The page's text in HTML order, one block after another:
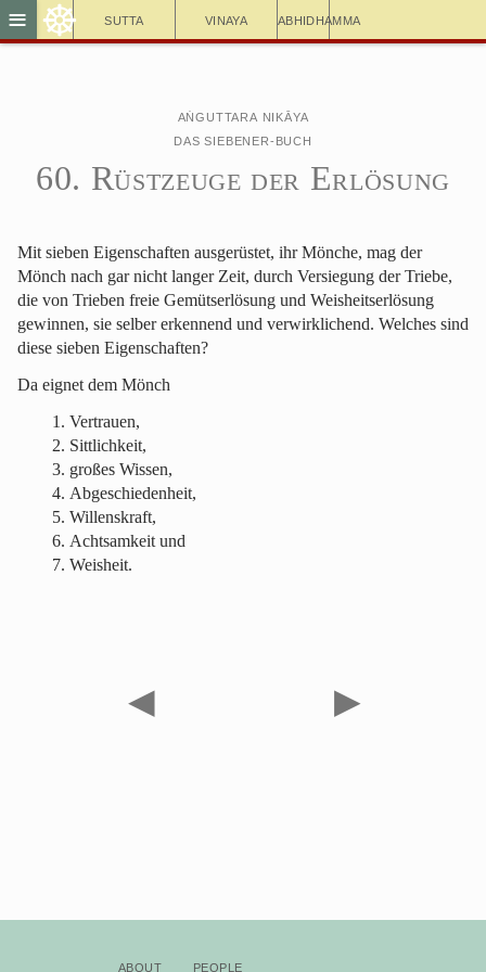
Sutta Vinaya Abhidhamma
≡ ☸
Aṅguttara Nikāya
Das Siebener-Buch
60. Rüstzeuge der Erlösung
Mit sieben Eigenschaften ausgerüstet, ihr Mönche, mag der
Mönch nach gar nicht langer Zeit, durch Versiegung der Triebe,
die von Trieben freie Gemütserlösung und Weisheitserlösung
gewinnen, sie selber erkennend und verwirklichend. Welches sind
diese sieben Eigenschaften?
Da eignet dem Mönch
Vertrauen,
Sittlichkeit,
großes Wissen,
Abgeschiedenheit,
Willenskraft,
Achtsamkeit und
Weisheit.
◀ ▶
About People